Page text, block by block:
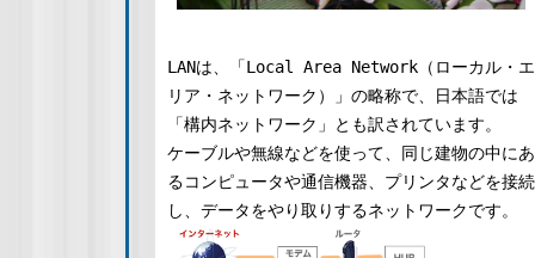
LANは、「Local Area Network（ローカル・エ
リア・ネットワーク）」の略称で、日本語では
「構内ネットワーク」とも訳されています。
ケーブルや無線などを使って、同じ建物の中にあ
るコンピュータや通信機器、プリンタなどを接続
し、データをやり取りするネットワークです。